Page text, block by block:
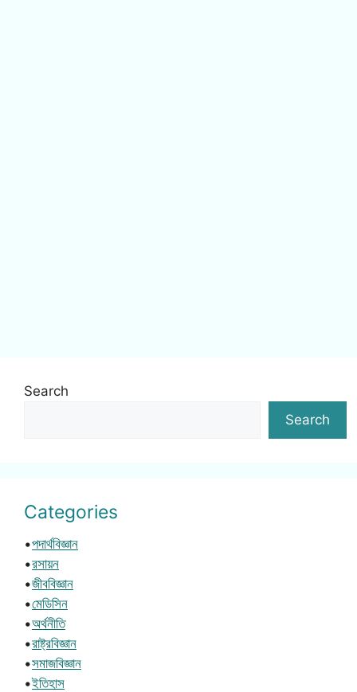
Search
Search
Categories
•পদার্থবিজ্ঞান
•রসায়ন
•জীববিজ্ঞান
•মেডিসিন
•অর্থনীতি
•রাষ্ট্রবিজ্ঞান
•সমাজবিজ্ঞান
•ইতিহাস